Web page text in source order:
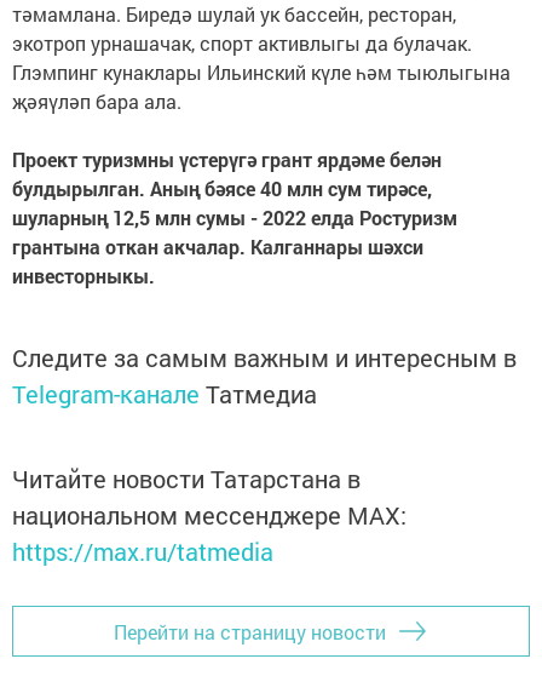
тәмамлана. Биредә шулай ук бассейн, ресторан,
экотроп урнашачак, спорт активлыгы да булачак.
Глэмпинг кунаклары Ильинский күле һәм тыюлыгына
җәяүләп бара ала.
Проект туризмны үстерүгә грант ярдәме белән
булдырылган. Аның бәясе 40 млн сум тирәсе,
шуларның 12,5 млн сумы - 2022 елда Ростуризм
грантына откан акчалар. Калганнары шәхси
инвесторныкы.
Следите за самым важным и интересным в
Telegram-канале Татмедиа
Читайте новости Татарстана в
национальном мессенджере MАХ:
https://max.ru/tatmedia
Перейти на страницу новости